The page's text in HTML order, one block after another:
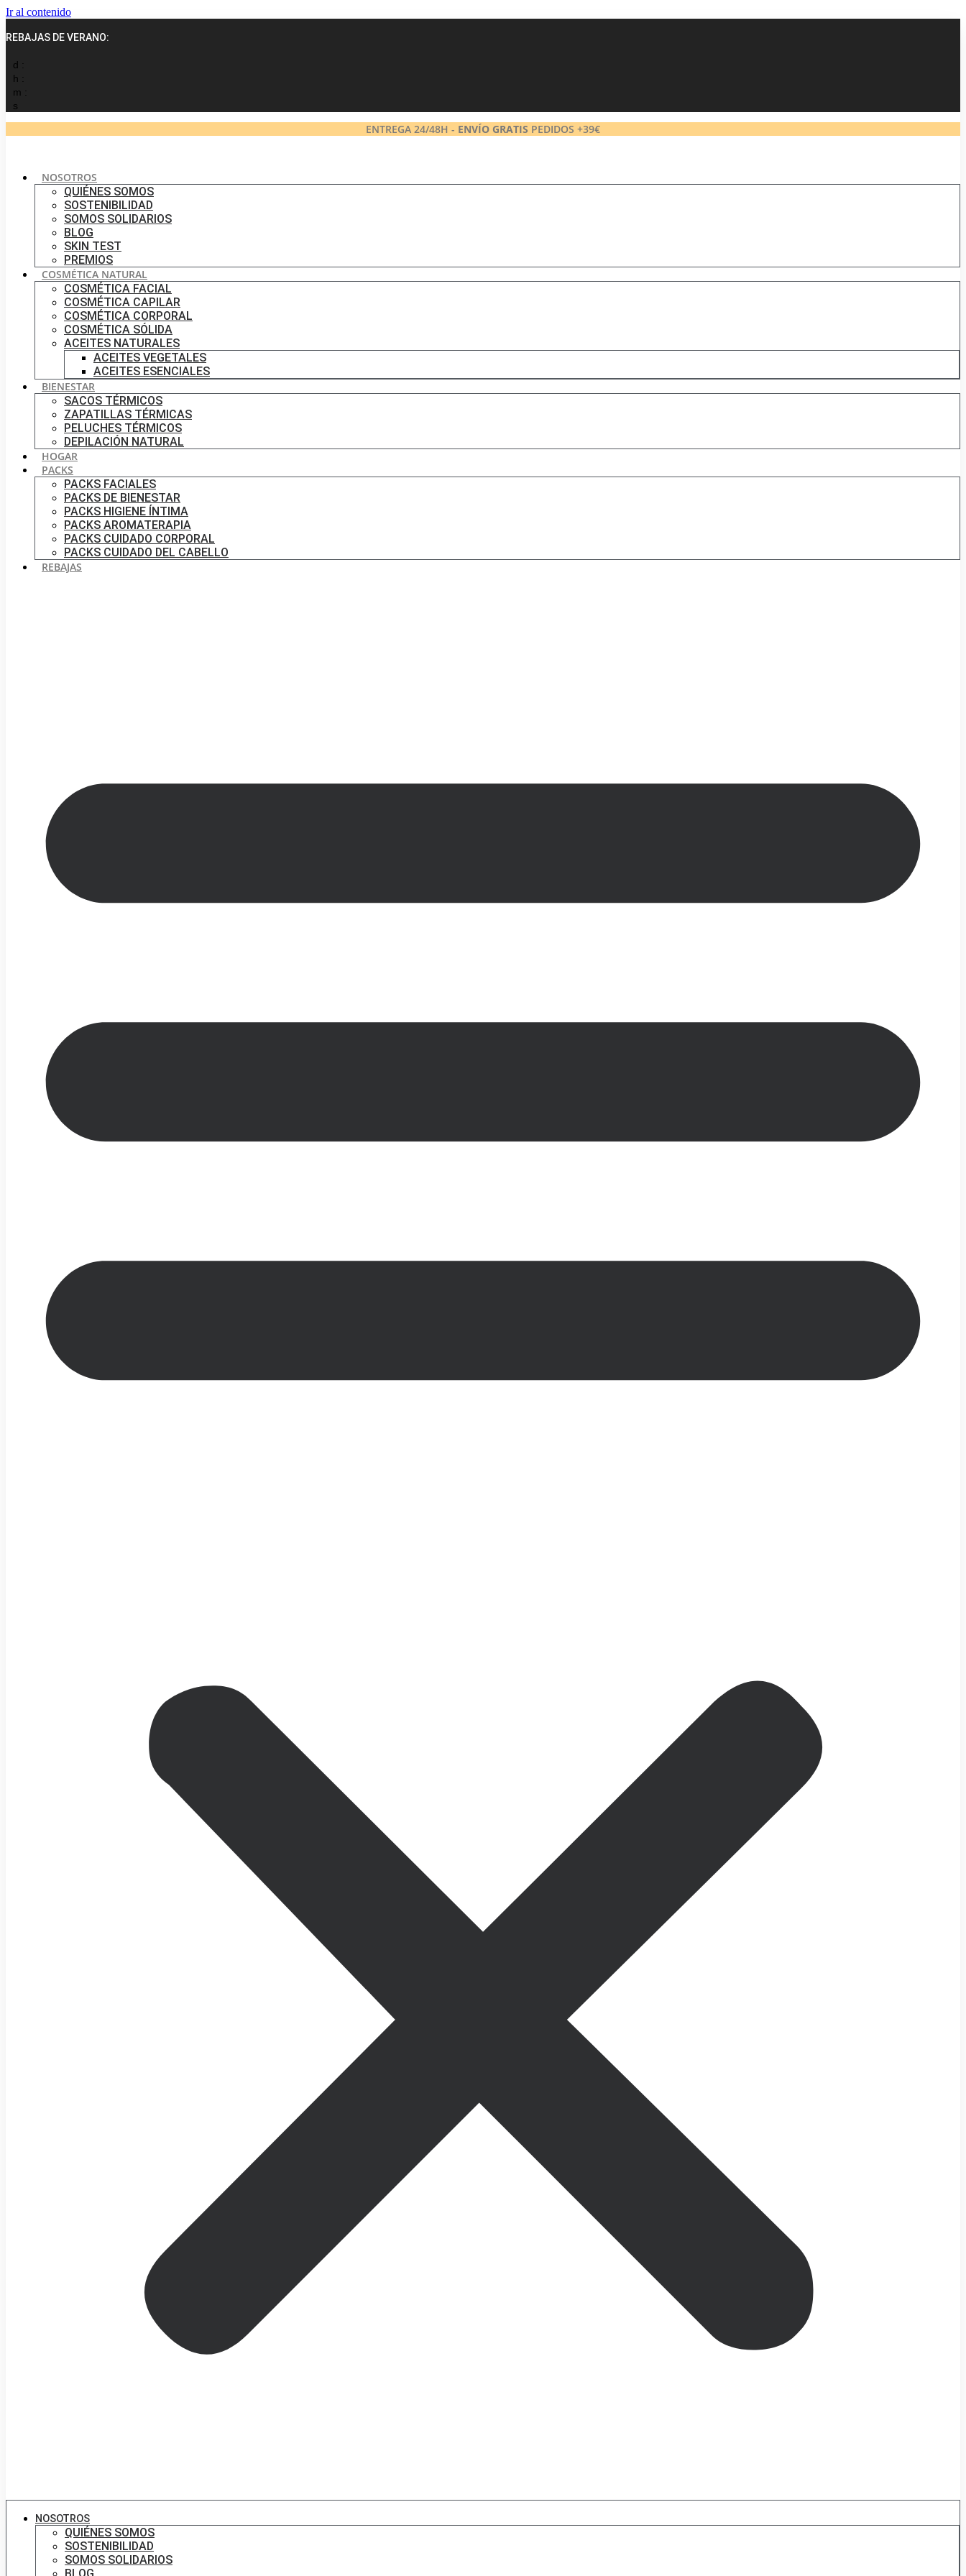
Ir al contenido
REBAJAS DE VERANO:
d :
h :
m :
s
ENTREGA 24/48H - ENVÍO GRATIS PEDIDOS +39€
NOSOTROS
QUIÉNES SOMOS
SOSTENIBILIDAD
SOMOS SOLIDARIOS
BLOG
SKIN TEST
PREMIOS
COSMÉTICA NATURAL
COSMÉTICA FACIAL
COSMÉTICA CAPILAR
COSMÉTICA CORPORAL
COSMÉTICA SÓLIDA
ACEITES NATURALES
ACEITES VEGETALES
ACEITES ESENCIALES
BIENESTAR
SACOS TÉRMICOS
ZAPATILLAS TÉRMICAS
PELUCHES TÉRMICOS
DEPILACIÓN NATURAL
HOGAR
PACKS
PACKS FACIALES
PACKS DE BIENESTAR
PACKS HIGIENE ÍNTIMA
PACKS AROMATERAPIA
PACKS CUIDADO CORPORAL
PACKS CUIDADO DEL CABELLO
REBAJAS
NOSOTROS
QUIÉNES SOMOS
SOSTENIBILIDAD
SOMOS SOLIDARIOS